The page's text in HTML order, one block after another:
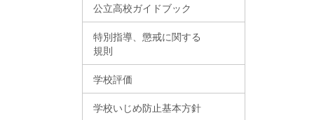
公立高校ガイドブック
特別指導、懲戒に関する
規則
学校評価
学校いじめ防止基本方針